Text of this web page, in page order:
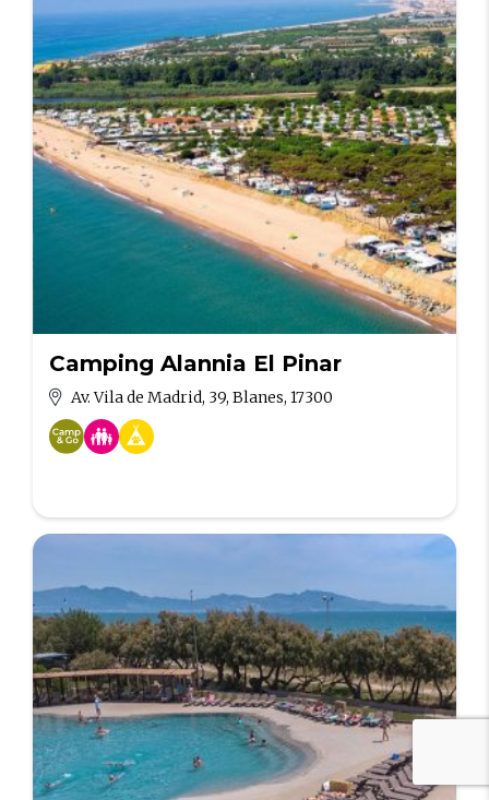
Camping Alannia El Pinar
Av. Vila de Madrid, 39, Blanes, 17300